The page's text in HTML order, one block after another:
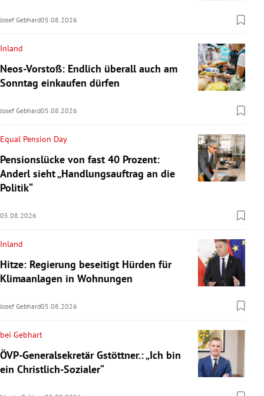
Josef Gebhard05.08.2026
Inland
Neos-Vorstoß: Endlich überall auch am
Sonntag einkaufen dürfen
Josef Gebhard05.08.2026
Equal Pension Day
Pensionslücke von fast 40 Prozent:
Anderl sieht „Handlungsauftrag an die
Politik“
05.08.2026
Inland
Hitze: Regierung beseitigt Hürden für
Klimaanlagen in Wohnungen
Josef Gebhard05.08.2026
bei Gebhart
ÖVP-Generalsekretär Gstöttner.: „Ich bin
ein Christlich-Sozialer“